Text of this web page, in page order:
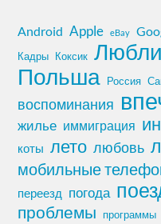
Android Apple eBay
Кадры Коксик
Польша Россия
воспоминания
жилье иммиграция
коты лето любовь
мобильные
переезд погода
проблемы программы